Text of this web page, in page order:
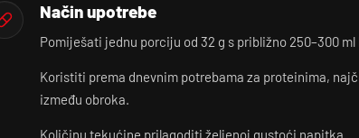
Način upotrebe
Pomiješati jednu porciju od 32 g s približno 250–300
Koristiti prema dnevnim potrebama za proteinima,
između obroka.
Količinu tekućine prilagoditi željenoj gustoći napitka.